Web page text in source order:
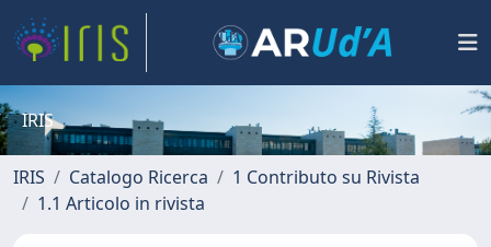
IRIS
IRIS Catalogo Ricerca
1 Contributo su Rivista
1.1 Articolo in rivista